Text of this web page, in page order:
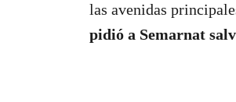
las avenidas
pidió a Semarnat